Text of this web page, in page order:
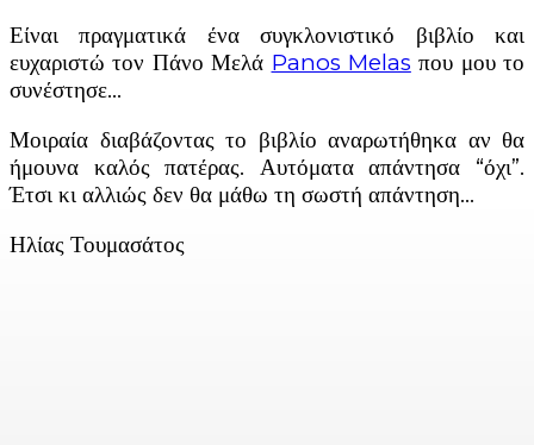
Είναι πραγματικά ένα συγκλονιστικό βιβλίο και
ευχαριστώ τον Πάνο Μελά Panos Melas που μου το
συνέστησε…
Μοιραία διαβάζοντας το βιβλίο αναρωτήθηκα αν θα
ήμουνα καλός πατέρας. Αυτόματα απάντησα “όχι”.
Έτσι κι αλλιώς δεν θα μάθω τη σωστή απάντηση…
Ηλίας Τουμασάτος